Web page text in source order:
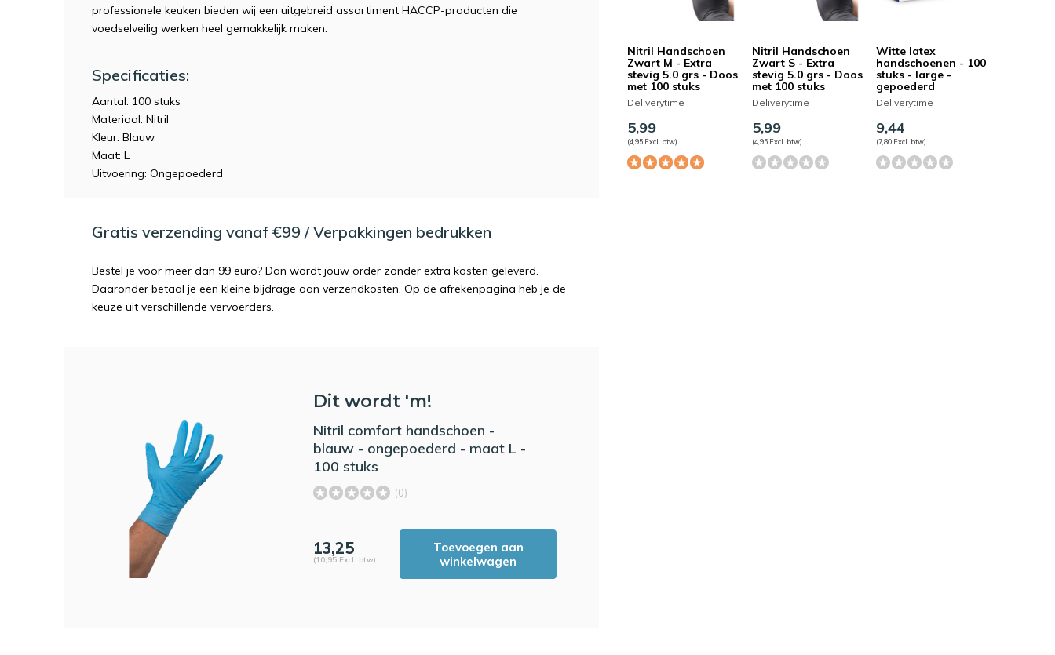
professionele keuken bieden wij een uitgebreid assortiment HACCP-producten die
voedselveilig werken heel gemakkelijk maken.
Specificaties:
Aantal: 100 stuks
Materiaal: Nitril
Kleur: Blauw
Maat: L
Uitvoering: Ongepoederd
Gratis verzending vanaf €99 / Verpakkingen bedrukken
Bestel je voor meer dan 99 euro? Dan wordt jouw order zonder extra kosten geleverd.
Daaronder betaal je een kleine bijdrage aan verzendkosten. Op de afrekenpagina heb je de
keuze uit verschillende vervoerders.
Dit wordt 'm!
Nitril comfort handschoen -
blauw - ongepoederd - maat L -
100 stuks
(0)
13,25
(10,95 Excl. btw)
Toevoegen aan
winkelwagen
Nitril Handschoen
Zwart M - Extra
stevig 5.0 grs - Doos
met 100 stuks
Deliverytime
5,99
(4,95 Excl. btw)
Nitril Handschoen
Zwart S - Extra
stevig 5.0 grs - Doos
met 100 stuks
Deliverytime
5,99
(4,95 Excl. btw)
Witte latex
handschoenen - 100
stuks - large -
gepoederd
Deliverytime
9,44
(7,80 Excl. btw)